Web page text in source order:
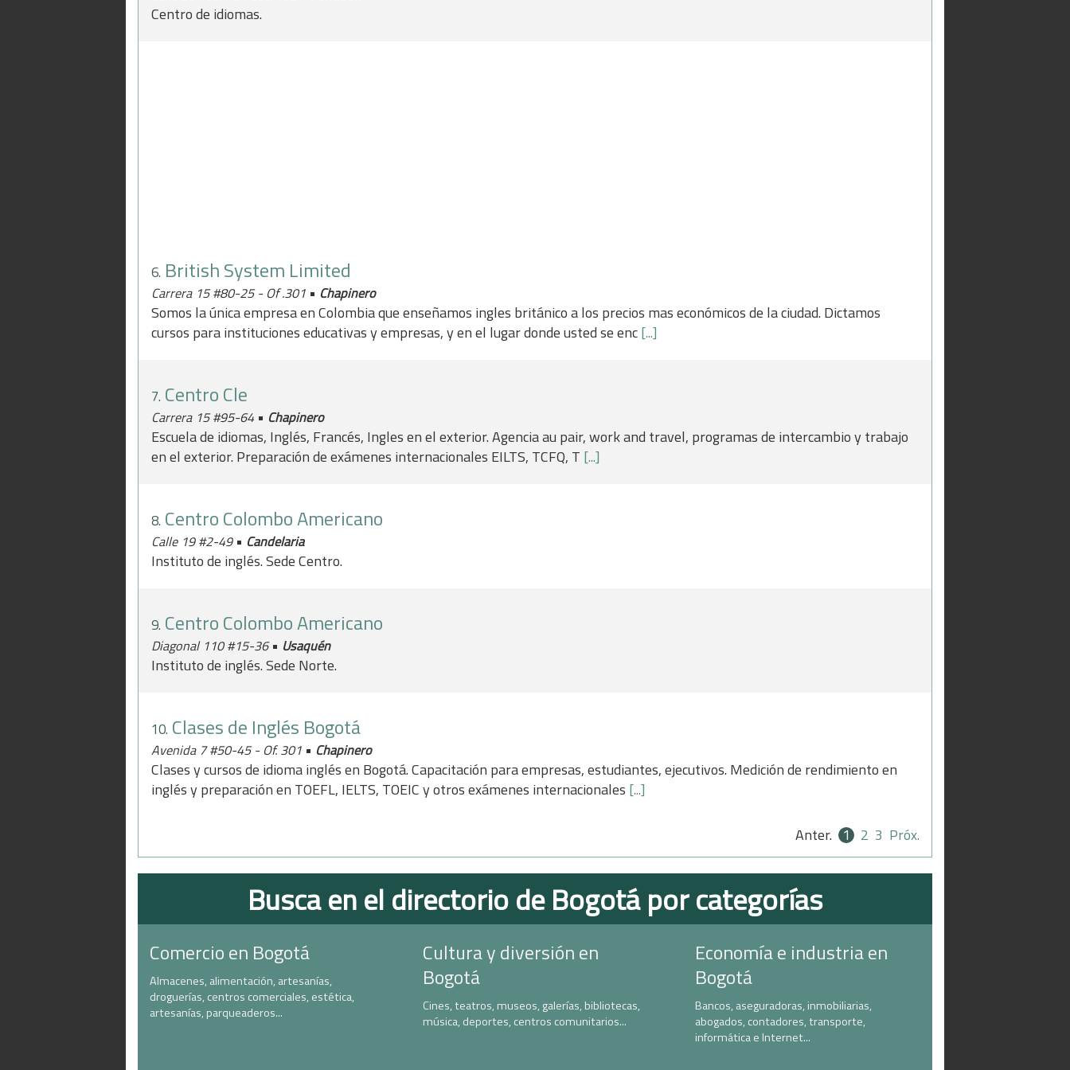
Centro de idiomas.
6. British System Limited
Carrera 15 #80-25 - Of .301 • Chapinero
Somos la única empresa en Colombia que enseñamos ingles británico a los precios mas económicos de la ciudad. Dictamos
cursos para instituciones educativas y empresas, y en el lugar donde usted se enc[...]
7. Centro Cle
Carrera 15 #95-64 • Chapinero
Escuela de idiomas, Inglés, Francés, Ingles en el exterior. Agencia au pair, work and travel, programas de intercambio y trabajo
en el exterior. Preparación de exámenes internacionales EILTS, TCFQ, T [...]
8. Centro Colombo Americano
Calle 19 #2-49 • Candelaria
Instituto de inglés. Sede Centro.
9. Centro Colombo Americano
Diagonal 110 #15-36• Usaquén
Instituto de inglés. Sede Norte.
10. Clases de Inglés Bogotá
Avenida 7 #50-45 - Of. 301 • Chapinero
Clases y cursos de idioma inglés en Bogotá. Capacitación para empresas, estudiantes, ejecutivos. Medición de rendimiento en
inglés y preparación en TOEFL, IELTS, TOEIC y otros exámenes internacionales [...]
Anter. 1 2 3 Próx.
Busca en el directorio de Bogotá por categorías
Comercio en Bogotá
Almacenes, alimentación, artesanías,
droguerías, centros comerciales, estética,
artesanías, parqueaderos...
Cultura y diversión en
Bogotá
Cines, teatros, museos, galerías, bibliotecas,
música, deportes, centros comunitarios...
Economía e industria en
Bogotá
Bancos, aseguradoras, inmobiliarias,
abogados, contadores, transporte,
informática e Internet...